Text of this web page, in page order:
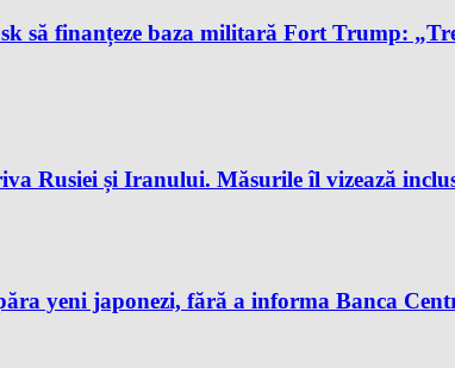
să finanțeze baza militară Fort Trump:
Rusiei și Iranului. Măsurile îl vizează
yeni japonezi, fără a informa Banca